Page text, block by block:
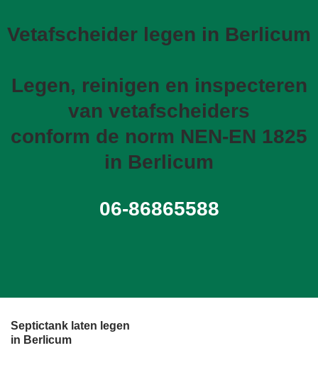
Vetafscheider legen in Berlicum
Legen, reinigen en inspecteren
van vetafscheiders
conform de norm NEN-EN 1825
in Berlicum
06-86865588
Septictank laten legen
in Berlicum